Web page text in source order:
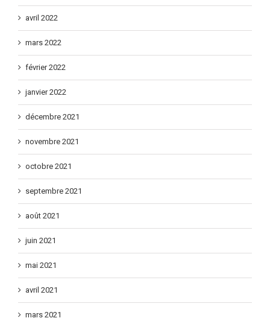
avril 2022
mars 2022
février 2022
janvier 2022
décembre 2021
novembre 2021
octobre 2021
septembre 2021
août 2021
juin 2021
mai 2021
avril 2021
mars 2021